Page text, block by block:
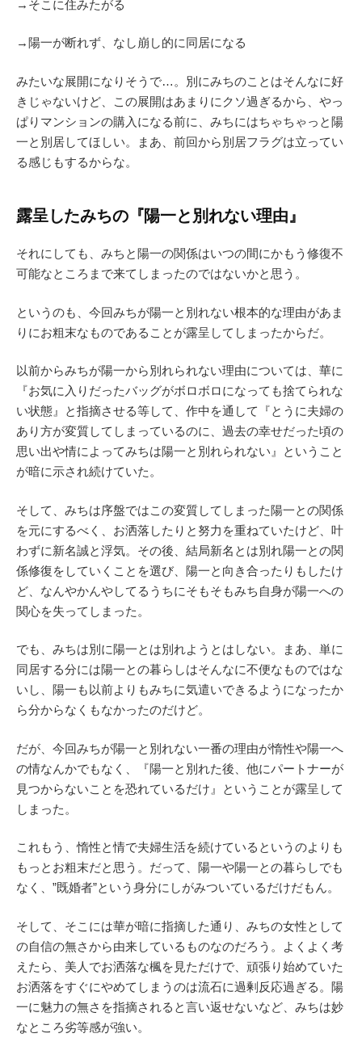
→そこに住みたがる
→陽一が断れず、なし崩し的に同居になる
みたいな展開になりそうで…。別にみちのことはそんなに好
きじゃないけど、この展開はあまりにクソ過ぎるから、やっ
ぱりマンションの購入になる前に、みちにはちゃちゃっと陽
一と別居してほしい。まあ、前回から別居フラグは立ってい
る感じもするからな。
露呈したみちの『陽一と別れない理由』
それにしても、みちと陽一の関係はいつの間にかもう修復不
可能なところまで来てしまったのではないかと思う。
というのも、今回みちが陽一と別れない根本的な理由があま
りにお粗末なものであることが露呈してしまったからだ。
以前からみちが陽一から別れられない理由については、華に
『お気に入りだったバッグがボロボロになっても捨てられな
い状態』と指摘させる等して、作中を通して『とうに夫婦の
あり方が変質してしまっているのに、過去の幸せだった頃の
思い出や情によってみちは陽一と別れられない』ということ
が暗に示され続けていた。
そして、みちは序盤ではこの変質してしまった陽一との関係
を元にするべく、お洒落したりと努力を重ねていたけど、叶
わずに新名誠と浮気。その後、結局新名とは別れ陽一との関
係修復をしていくことを選び、陽一と向き合ったりもしたけ
ど、なんやかんやしてるうちにそもそもみち自身が陽一への
関心を失ってしまった。
でも、みちは別に陽一とは別れようとはしない。まあ、単に
同居する分には陽一との暮らしはそんなに不便なものではな
いし、陽一も以前よりもみちに気遣いできるようになったか
ら分からなくもなかったのだけど。
だが、今回みちが陽一と別れない一番の理由が惰性や陽一へ
の情なんかでもなく、『陽一と別れた後、他にパートナーが
見つからないことを恐れているだけ』ということが露呈して
しまった。
これもう、惰性と情で夫婦生活を続けているというのよりも
もっとお粗末だと思う。だって、陽一や陽一との暮らしでも
なく、”既婚者”という身分にしがみついているだけだもん。
そして、そこには華が暗に指摘した通り、みちの女性として
の自信の無さから由来しているものなのだろう。よくよく考
えたら、美人でお洒落な楓を見ただけで、頑張り始めていた
お洒落をすぐにやめてしまうのは流石に過剰反応過ぎる。陽
一に魅力の無さを指摘されると言い返せないなど、みちは妙
なところ劣等感が強い。